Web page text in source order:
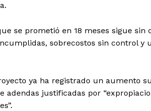
se prometió en 18 meses sigue
sobrecostos sin control y
ya ha registrado un aumento
justificadas por